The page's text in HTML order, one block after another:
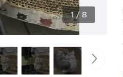
1/ 8